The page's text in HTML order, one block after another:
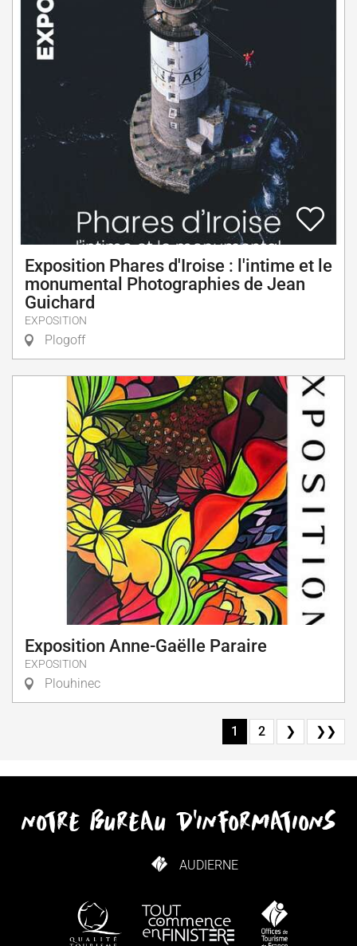
Exposition Phares d'Iroise : l'intime et le
monumental Photographies de Jean
Guichard
EXPOSITION
Plogoff
Exposition Anne-Gaëlle Paraire
EXPOSITION
Plouhinec
1 2 ❯ ❯❯
notre bureau d'informations
AUDIERNE
COMMENT VENIR ?